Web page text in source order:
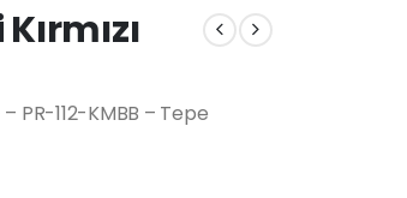
PR-112-KMBB – Tepe